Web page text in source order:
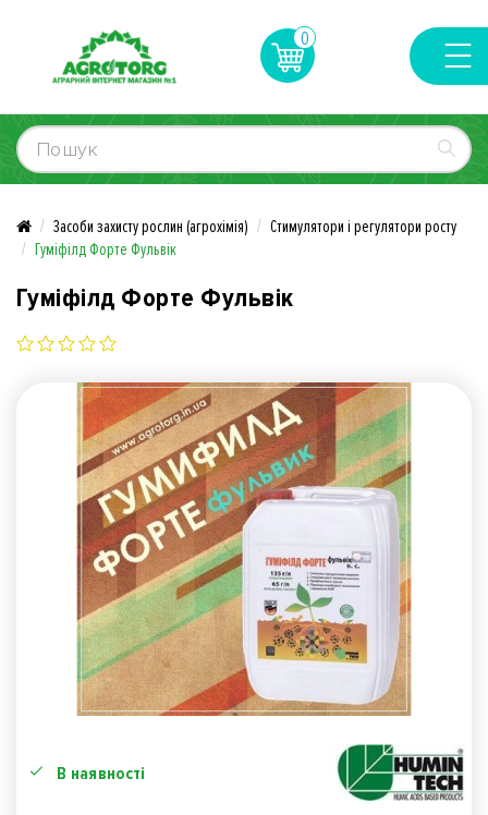
0
Засоби захисту рослин (агрохімія)
Стимулятори і регулятори росту
Гуміфілд Форте Фульвік
Гуміфілд Форте Фульвік
В наявності